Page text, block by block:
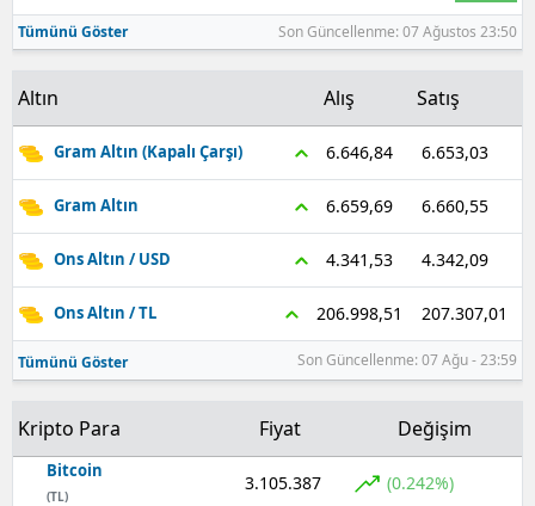
Tümünü Göster Son Güncellenme: 07 Ağustos 23:50
Altın Alış Satış
Gram Altın (Kapalı Çarşı) 6.646,84 6.653,03
Gram Altın 6.659,69 6.660,55
Ons Altın / USD 4.341,53 4.342,09
Ons Altın / TL 206.998,51 207.307,01
Tümünü Göster Son Güncellenme: 07 Ağu - 23:59
Kripto Para Fiyat Değişim
Bitcoin
(TL)
3.105.387 (0.242%)